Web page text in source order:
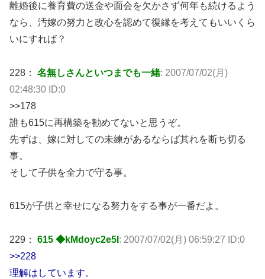
離婚後に養育費の送金や面会を欠かさず何年も続けるよう
なら、汚嫁の努力と改心を認めて復縁を考えてもいいくら
いにすれば？
228： 名無しさんといつまでも一緒: 2007/07/02(月)
02:48:30 ID:0
>>178
誰も615に再構築を勧めてないと思うぞ。
先ずは、嫁に対しての未練があるならば其れを断ち切る
事。
そして子供を全力で守る事。
615が子供と幸せになる努力をする事が一番だよ。
229： 615 ◆kMdoyc2e5I : 2007/07/02(月) 06:59:27 ID:0
>>228
理解はしています。